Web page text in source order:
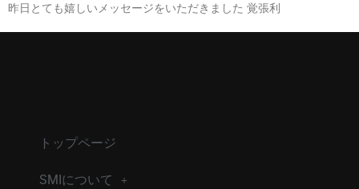
昨日とても嬉しいメッセージをいただきました 覚張利
トップページ
SMIについて